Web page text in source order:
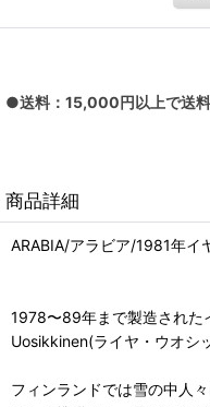
●送料：15,000円以上で送
商品詳細
ARABIA/アラビア/1981年イ
1978〜89年まで製造された
Uosikkinen(ライヤ・ウオシ
フィンランドでは雪の中人